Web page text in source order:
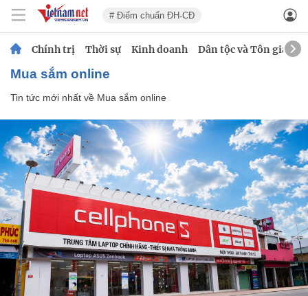
# Điểm chuẩn ĐH-CĐ
Chính trị Thời sự Kinh doanh Dân tộc và Tôn giáo
Mua sắm online
Tin tức mới nhất về Mua sắm online